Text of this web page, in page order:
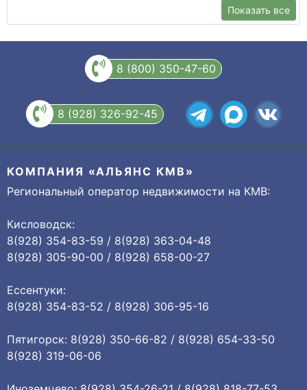
Показать все
8 (800) 350-47-60
8 (928) 326-92-45
КОМПАНИЯ «АЛЬЯНС КМВ»
Региональный оператор недвижимости на КМВ:
Кисловодск:
8(928) 354-83-59 / 8(928) 363-04-48
8(928) 305-90-00 / 8(928) 658-00-27
Ессентуки:
8(928) 354-83-52 / 8(928) 306-95-16
Пятигорск: 8(928) 350-66-82 / 8(928) 654-33-50
8(928) 319-06-06